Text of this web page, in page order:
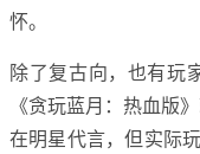
怀。
除了复古向，也有玩
《贪玩蓝月：热血版
在明星代言，但实际